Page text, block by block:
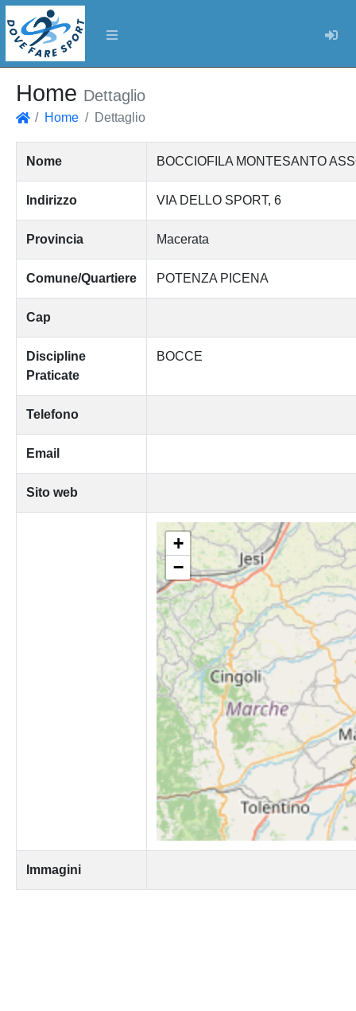
Home Dettaglio
Home Dettaglio
Nome BOCCIOFILA MONTESANTO
Indirizzo VIA DELLO SPORT, 6
Provincia Macerata
Comune/Quartiere POTENZA PICENA
Cap
Discipline
Praticate
BOCCE
Telefono
Email
Sito web
+
−
Immagini